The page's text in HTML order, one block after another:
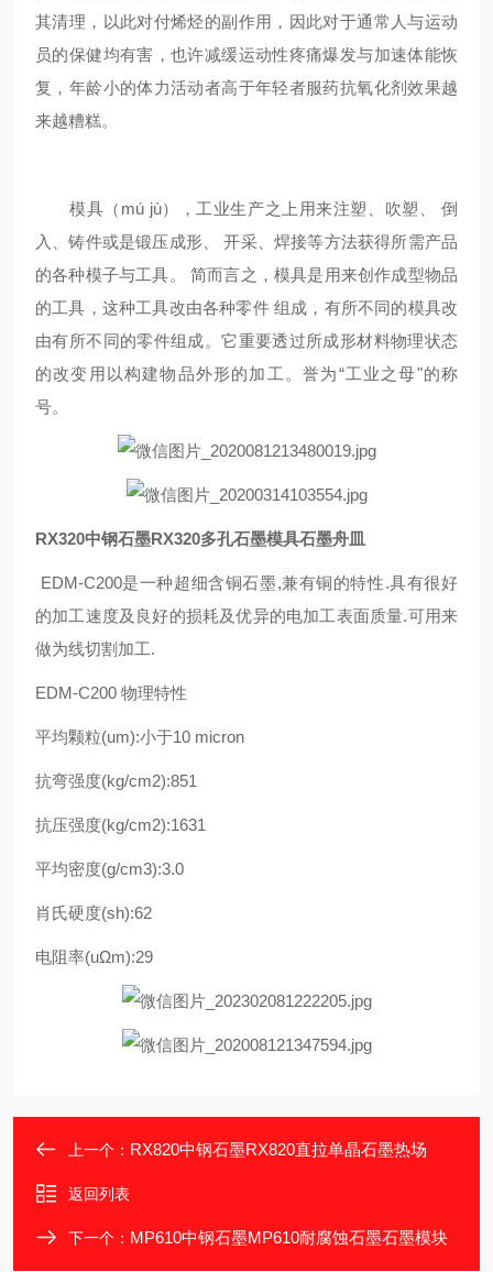
其清理，以此对付烯烃的副作用，因此对于通常人与运动
员的保健均有害，也许减缓运动性疼痛爆发与加速体能恢
复，年龄小的体力活动者高于年轻者服药抗氧化剂效果越
来越糟糕。
模具（mú jù），工业生产之上用来注塑、吹塑、 倒
入、铸件或是锻压成形、 开采、焊接等方法获得所需产品
的各种模子与工具。 简而言之，模具是用来创作成型物品
的工具，这种工具改由各种零件 组成，有所不同的模具改
由有所不同的零件组成。它重要透过所成形材料物理状态
的改变用以构建物品外形的加工。誉为“工业之母"的称
号。
RX320中钢石墨RX320多孔石墨模具石墨舟皿
EDM-C200是一种超细含铜石墨,兼有铜的特性.具有很好
的加工速度及良好的损耗及优异的电加工表面质量.可用来
做为线切割加工.
EDM-C200 物理特性
平均颗粒(um):小于10 micron
抗弯强度(kg/cm2):851
抗压强度(kg/cm2):1631
平均密度(g/cm3):3.0
肖氏硬度(sh):62
电阻率(uΩm):29
上一个： RX820中钢石墨RX820直拉单晶石墨热场
返回列表
下一个： MP610中钢石墨MP610耐腐蚀石墨石墨模块